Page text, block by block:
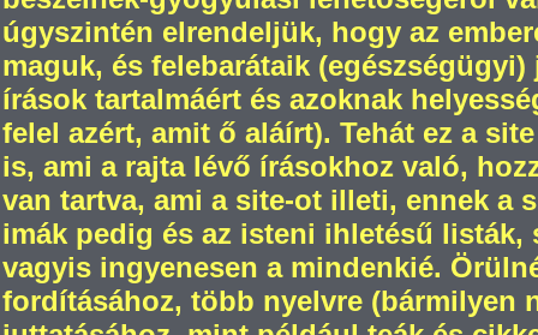
úgyszintén elrendeljük, hogy az
maguk, és felebarátaik
írások tartalmáért és azoknak
felel azért, amit ő aláírt). Tehát ez a
is, ami a rajta lévő írásokhoz való,
van tartva, ami a site-ot illeti, ennek a
imák pedig és az isteni ihletésű
vagyis ingyenesen a mindenkié.
fordításához, több nyelvre (bármilyen